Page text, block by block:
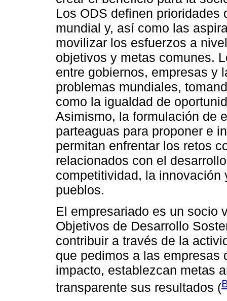
Los ODS definen
mundial y, así como las
movilizar los esfuerzos a
objetivos y metas comunes.
entre gobiernos, empresas y
problemas mundiales,
como la igualdad de
Asimismo, la formulación de
parteaguas para proponer e
permitan enfrentar los retos
relacionados con el
competitividad, la
pueblos.
El empresariado es un socio
Objetivos de Desarrollo
contribuir a través de la
que pedimos a las empresas
impacto, establezcan metas
transparente sus resultados (